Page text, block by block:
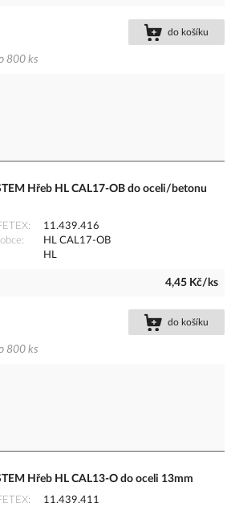
do košíku
800 ks
Hřeb HL CAL17-OB do oceli/betonu
11.439.416
HL CAL17-OB
HL
4,45 Kč/ks
do košíku
800 ks
Hřeb HL CAL13-O do oceli 13mm
11.439.411